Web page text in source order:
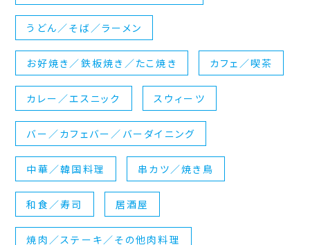
うどん／そば／ラーメン
お好焼き／鉄板焼き／たこ焼き カフェ／喫茶
カレー／エスニック スウィーツ
バー／カフェバー／バーダイニング
中華／韓国料理 串カツ／焼き鳥
和食／寿司 居酒屋
焼肉／ステーキ／その他肉料理